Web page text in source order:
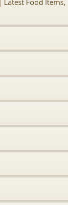
Food Items,